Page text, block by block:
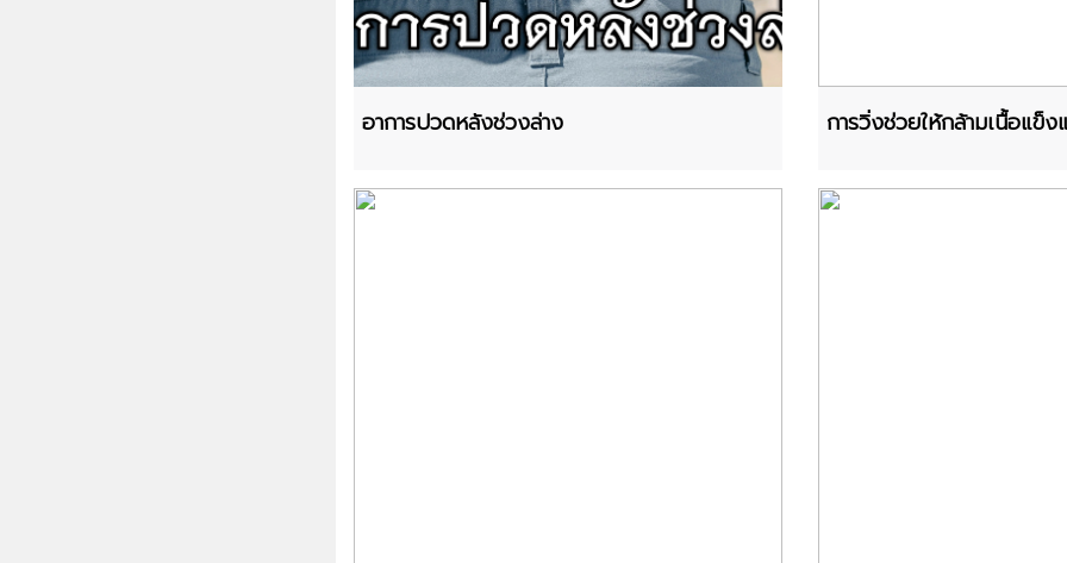
อาการปวดหลังช่วงล่าง การวิ่งช่วยให้กล้ามเนื้อแข็ง